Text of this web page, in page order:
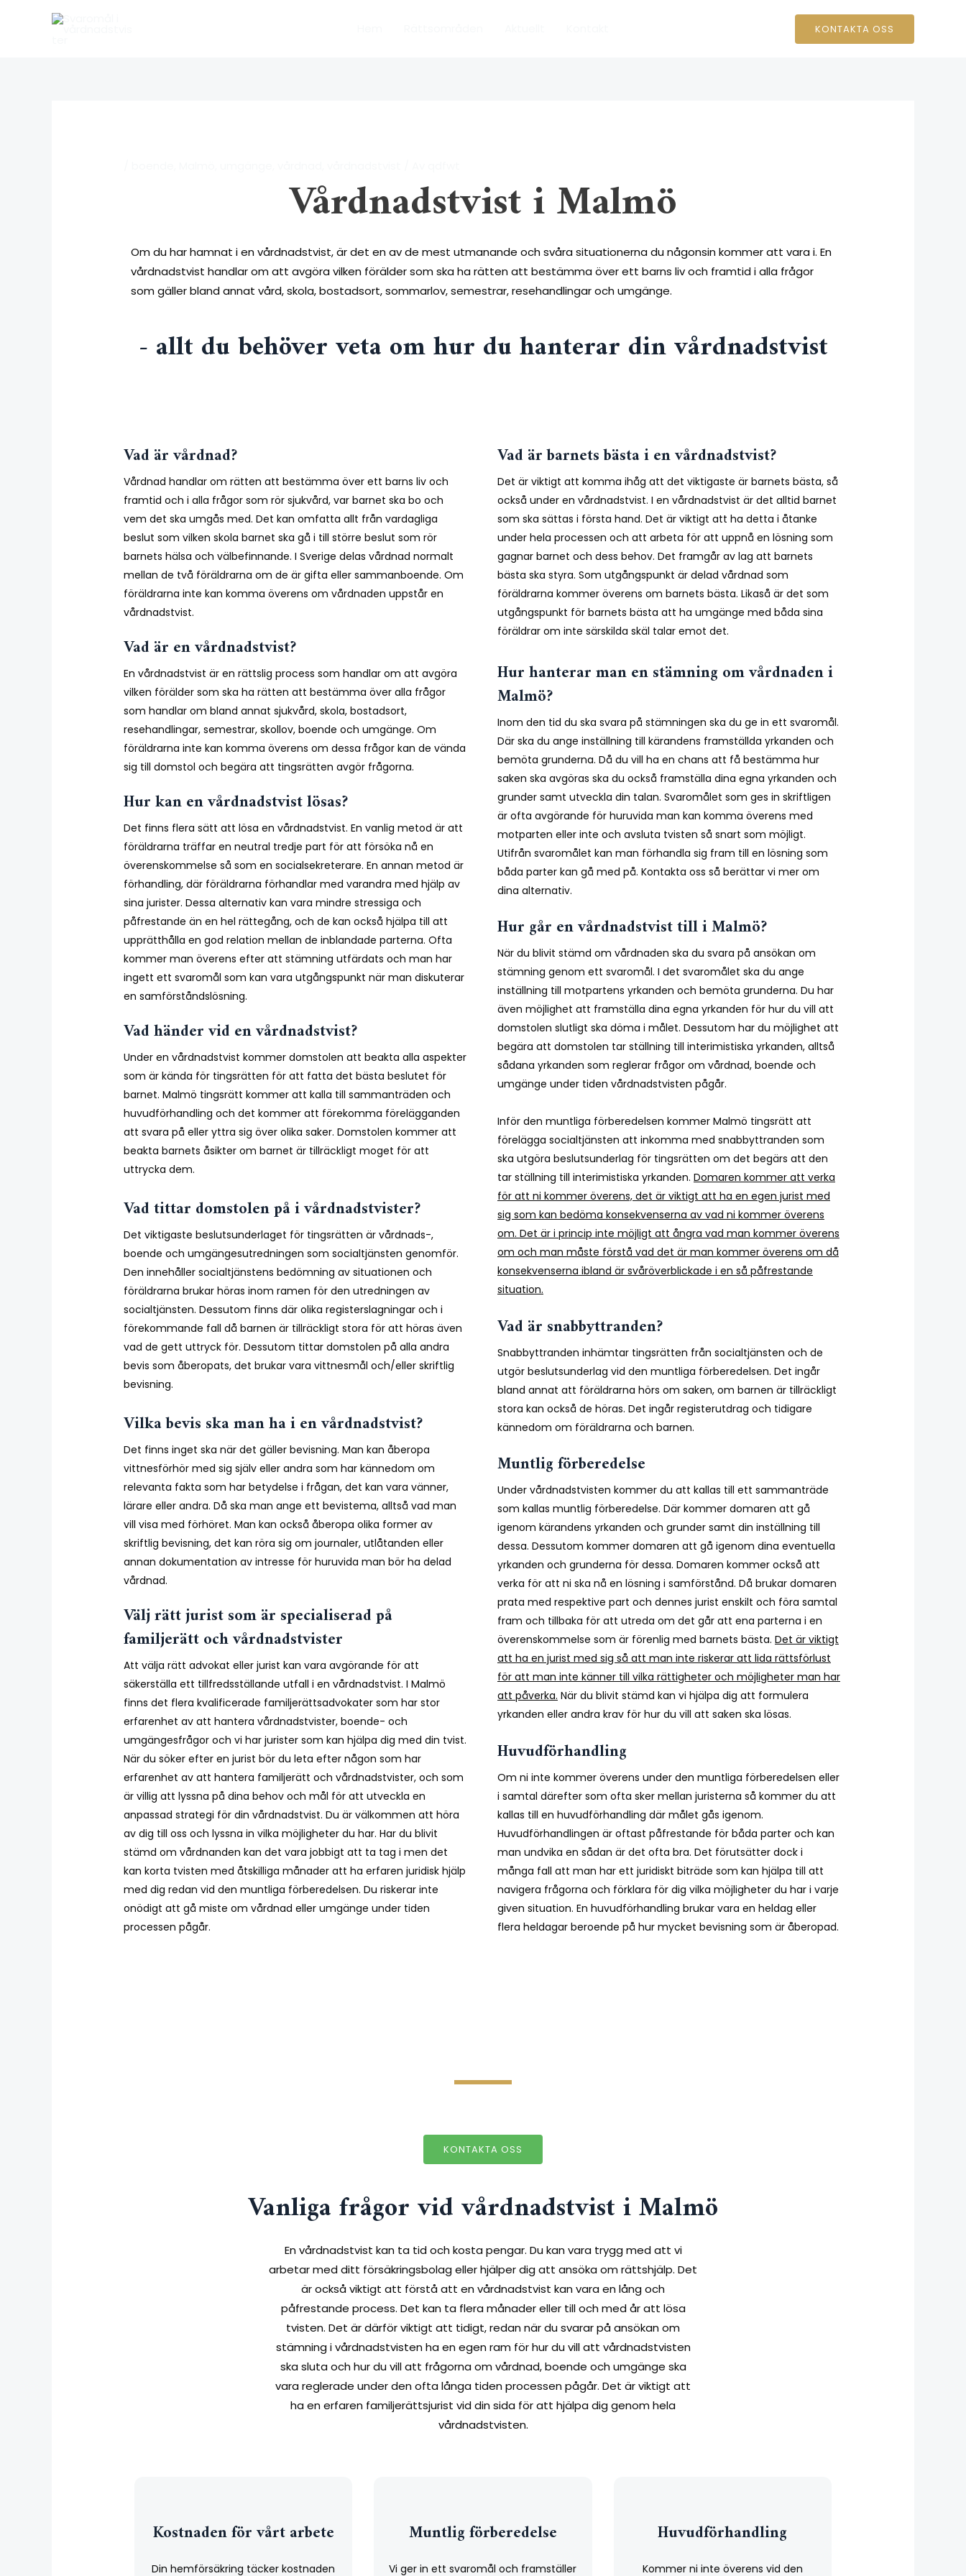
KONTAKTA OSS
Vårdnadstvist i Malmö
Om du har hamnat i en vårdnadstvist, är det en av de mest utmanande och svåra situationerna du någonsin kommer att vara i. En
vårdnadstvist handlar om att avgöra vilken förälder som ska ha rätten att bestämma över ett barns liv och framtid i alla frågor
som gäller bland annat vård, skola, bostadsort, sommarlov, semestrar, resehandlingar och umgänge.
- allt du behöver veta om hur du hanterar din vårdnadstvist
Vad är vårdnad?
Vårdnad handlar om rätten att bestämma över ett barns liv och
framtid och i alla frågor som rör sjukvård, var barnet ska bo och
vem det ska umgås med. Det kan omfatta allt från vardagliga
beslut som vilken skola barnet ska gå i till större beslut som rör
barnets hälsa och välbefinnande. I Sverige delas vårdnad normalt
mellan de två föräldrarna om de är gifta eller sammanboende. Om
föräldrarna inte kan komma överens om vårdnaden uppstår en
vårdnadstvist.
Vad är en vårdnadstvist?
En vårdnadstvist är en rättslig process som handlar om att avgöra
vilken förälder som ska ha rätten att bestämma över alla frågor
som handlar om bland annat sjukvård, skola, bostadsort,
resehandlingar, semestrar, skollov, boende och umgänge. Om
föräldrarna inte kan komma överens om dessa frågor kan de vända
sig till domstol och begära att tingsrätten avgör frågorna.
Hur kan en vårdnadstvist lösas?
Det finns flera sätt att lösa en vårdnadstvist. En vanlig metod är att
föräldrarna träffar en neutral tredje part för att försöka nå en
överenskommelse så som en socialsekreterare. En annan metod är
förhandling, där föräldrarna förhandlar med varandra med hjälp av
sina jurister. Dessa alternativ kan vara mindre stressiga och
påfrestande än en hel rättegång, och de kan också hjälpa till att
upprätthålla en god relation mellan de inblandade parterna. Ofta
kommer man överens efter att stämning utfärdats och man har
ingett ett svaromål som kan vara utgångspunkt när man diskuterar
en samförståndslösning.
Vad händer vid en vårdnadstvist?
Under en vårdnadstvist kommer domstolen att beakta alla aspekter
som är kända för tingsrätten för att fatta det bästa beslutet för
barnet. Malmö tingsrätt kommer att kalla till sammanträden och
huvudförhandling och det kommer att förekomma förelägganden
att svara på eller yttra sig över olika saker. Domstolen kommer att
beakta barnets åsikter om barnet är tillräckligt moget för att
uttrycka dem.
Vad tittar domstolen på i vårdnadstvister?
Det viktigaste beslutsunderlaget för tingsrätten är vårdnads-,
boende och umgängesutredningen som socialtjänsten genomför.
Den innehåller socialtjänstens bedömning av situationen och
föräldrarna brukar höras inom ramen för den utredningen av
socialtjänsten. Dessutom finns där olika registerslagningar och i
förekommande fall då barnen är tillräckligt stora för att höras även
vad de gett uttryck för. Dessutom tittar domstolen på alla andra
bevis som åberopats, det brukar vara vittnesmål och/eller skriftlig
bevisning.
Vilka bevis ska man ha i en vårdnadstvist?
Det finns inget ska när det gäller bevisning. Man kan åberopa
vittnesförhör med sig själv eller andra som har kännedom om
relevanta fakta som har betydelse i frågan, det kan vara vänner,
lärare eller andra. Då ska man ange ett bevistema, alltså vad man
vill visa med förhöret. Man kan också åberopa olika former av
skriftlig bevisning, det kan röra sig om journaler, utlåtanden eller
annan dokumentation av intresse för huruvida man bör ha delad
vårdnad.
Välj rätt jurist som är specialiserad på
familjerätt och vårdnadstvister
Att välja rätt advokat eller jurist kan vara avgörande för att
säkerställa ett tillfredsställande utfall i en vårdnadstvist. I Malmö
finns det flera kvalificerade familjerättsadvokater som har stor
erfarenhet av att hantera vårdnadstvister, boende- och
umgängesfrågor och vi har jurister som kan hjälpa dig med din tvist.
När du söker efter en jurist bör du leta efter någon som har
erfarenhet av att hantera familjerätt och vårdnadstvister, och som
är villig att lyssna på dina behov och mål för att utveckla en
anpassad strategi för din vårdnadstvist. Du är välkommen att höra
av dig till oss och lyssna in vilka möjligheter du har. Har du blivit
stämd om vårdnanden kan det vara jobbigt att ta tag i men det
kan korta tvisten med åtskilliga månader att ha erfaren juridisk hjälp
med dig redan vid den muntliga förberedelsen. Du riskerar inte
onödigt att gå miste om vårdnad eller umgänge under tiden
processen pågår.
Vad är barnets bästa i en vårdnadstvist?
Det är viktigt att komma ihåg att det viktigaste är barnets bästa, så
också under en vårdnadstvist. I en vårdnadstvist är det alltid barnet
som ska sättas i första hand. Det är viktigt att ha detta i åtanke
under hela processen och att arbeta för att uppnå en lösning som
gagnar barnet och dess behov. Det framgår av lag att barnets
bästa ska styra. Som utgångspunkt är delad vårdnad som
föräldrarna kommer överens om barnets bästa. Likaså är det som
utgångspunkt för barnets bästa att ha umgänge med båda sina
föräldrar om inte särskilda skäl talar emot det.
Hur hanterar man en stämning om vårdnaden i
Malmö?
Inom den tid du ska svara på stämningen ska du ge in ett svaromål.
Där ska du ange inställning till kärandens framställda yrkanden och
bemöta grunderna. Då du vill ha en chans att få bestämma hur
saken ska avgöras ska du också framställa dina egna yrkanden och
grunder samt utveckla din talan. Svaromålet som ges in skriftligen
är ofta avgörande för huruvida man kan komma överens med
motparten eller inte och avsluta tvisten så snart som möjligt.
Utifrån svaromålet kan man förhandla sig fram till en lösning som
båda parter kan gå med på. Kontakta oss så berättar vi mer om
dina alternativ.
Hur går en vårdnadstvist till i Malmö?
När du blivit stämd om vårdnaden ska du svara på ansökan om
stämning genom ett svaromål. I det svaromålet ska du ange
inställning till motpartens yrkanden och bemöta grunderna. Du har
även möjlighet att framställa dina egna yrkanden för hur du vill att
domstolen slutligt ska döma i målet. Dessutom har du möjlighet att
begära att domstolen tar ställning till interimistiska yrkanden, alltså
sådana yrkanden som reglerar frågor om vårdnad, boende och
umgänge under tiden vårdnadstvisten pågår.
Inför den muntliga förberedelsen kommer Malmö tingsrätt att
förelägga socialtjänsten att inkomma med snabbyttranden som
ska utgöra beslutsunderlag för tingsrätten om det begärs att den
tar ställning till interimistiska yrkanden. Domaren kommer att verka
för att ni kommer överens, det är viktigt att ha en egen jurist med
sig som kan bedöma konsekvenserna av vad ni kommer överens
om. Det är i princip inte möjligt att ångra vad man kommer överens
om och man måste förstå vad det är man kommer överens om då
konsekvenserna ibland är svåröverblickade i en så påfrestande
situation.
Vad är snabbyttranden?
Snabbyttranden inhämtar tingsrätten från socialtjänsten och de
utgör beslutsunderlag vid den muntliga förberedelsen. Det ingår
bland annat att föräldrarna hörs om saken, om barnen är tillräckligt
stora kan också de höras. Det ingår registerutdrag och tidigare
kännedom om föräldrarna och barnen.
Muntlig förberedelse
Under vårdnadstvisten kommer du att kallas till ett sammanträde
som kallas muntlig förberedelse. Där kommer domaren att gå
igenom kärandens yrkanden och grunder samt din inställning till
dessa. Dessutom kommer domaren att gå igenom dina eventuella
yrkanden och grunderna för dessa. Domaren kommer också att
verka för att ni ska nå en lösning i samförstånd. Då brukar domaren
prata med respektive part och dennes jurist enskilt och föra samtal
fram och tillbaka för att utreda om det går att ena parterna i en
överenskommelse som är förenlig med barnets bästa. Det är viktigt
att ha en jurist med sig så att man inte riskerar att lida rättsförlust
för att man inte känner till vilka rättigheter och möjligheter man har
att påverka. När du blivit stämd kan vi hjälpa dig att formulera
yrkanden eller andra krav för hur du vill att saken ska lösas.
Huvudförhandling
Om ni inte kommer överens under den muntliga förberedelsen eller
i samtal därefter som ofta sker mellan juristerna så kommer du att
kallas till en huvudförhandling där målet gås igenom.
Huvudförhandlingen är oftast påfrestande för båda parter och kan
man undvika en sådan är det ofta bra. Det förutsätter dock i
många fall att man har ett juridiskt biträde som kan hjälpa till att
navigera frågorna och förklara för dig vilka möjligheter du har i varje
given situation. En huvudförhandling brukar vara en heldag eller
flera heldagar beroende på hur mycket bevisning som är åberopad.
KONTAKTA OSS
Vanliga frågor vid vårdnadstvist i Malmö
En vårdnadstvist kan ta tid och kosta pengar. Du kan vara trygg med att vi
arbetar med ditt försäkringsbolag eller hjälper dig att ansöka om rättshjälp. Det
är också viktigt att förstå att en vårdnadstvist kan vara en lång och
påfrestande process. Det kan ta flera månader eller till och med år att lösa
tvisten. Det är därför viktigt att tidigt, redan när du svarar på ansökan om
stämning i vårdnadstvisten ha en egen ram för hur du vill att vårdnadstvisten
ska sluta och hur du vill att frågorna om vårdnad, boende och umgänge ska
vara reglerade under den ofta långa tiden processen pågår. Det är viktigt att
ha en erfaren familjerättsjurist vid din sida för att hjälpa dig genom hela
vårdnadstvisten.
Kostnaden för vårt arbete
Din hemförsäkring täcker kostnaden
Muntlig förberedelse
Vi ger in ett svaromål och framställer
Huvudförhandling
Kommer ni inte överens vid den